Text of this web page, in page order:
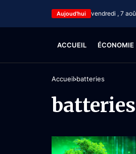
Aujoud'hui vendredi , 7
ACCUEIL ÉCONOMIE
Accueil batteries
batteries